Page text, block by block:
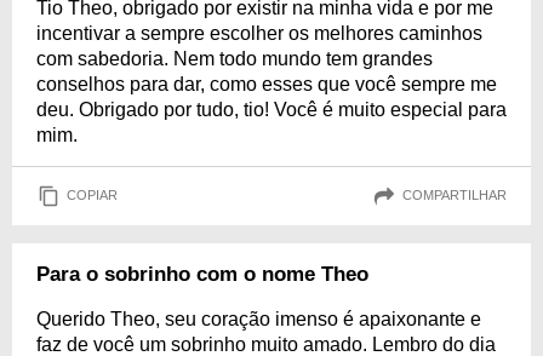
Tio Theo, obrigado por existir na minha vida e por me
incentivar a sempre escolher os melhores caminhos
com sabedoria. Nem todo mundo tem grandes
conselhos para dar, como esses que você sempre me
deu. Obrigado por tudo, tio! Você é muito especial para
mim.
COPIAR COMPARTILHAR
Para o sobrinho com o nome Theo
Querido Theo, seu coração imenso é apaixonante e
faz de você um sobrinho muito amado. Lembro do dia